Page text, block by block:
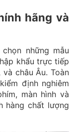
hãng và
những mẫu
khẩu trực tiếp
châu Âu. Toàn
định nghiêm
màn hình và
hàng chất lượng